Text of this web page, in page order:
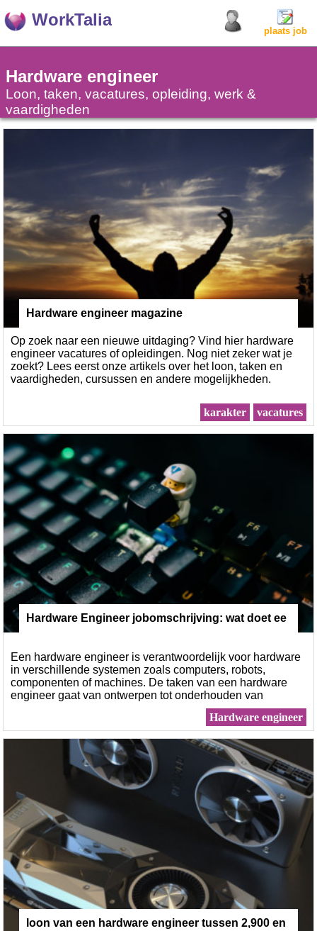
WorkTalia
plaats job
Hardware engineer
Loon, taken, vacatures, opleiding, werk &
vaardigheden
Hardware engineer magazine
Op zoek naar een nieuwe uitdaging? Vind hier hardware
engineer vacatures of opleidingen. Nog niet zeker wat je
zoekt? Lees eerst onze artikels over het loon, taken en
vaardigheden, cursussen en andere mogelijkheden.
vacatures
karakter
Hardware Engineer jobomschrijving: wat doet ee
Een hardware engineer is verantwoordelijk voor hardware
in verschillende systemen zoals computers, robots,
componenten of machines. De taken van een hardware
engineer gaat van ontwerpen tot onderhouden van
Hardware engineer
loon van een hardware engineer tussen 2,900 en